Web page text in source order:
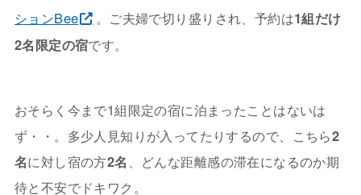
ションBee
。ご夫婦で切り盛りされ、予約は1組だけ
2名限定の宿です。
おそらく今まで1組限定の宿に泊まったことはないは
ず・・。多少人見知りが入ってたりするので、こちら2
名に対し宿の方2名 、どんな距離感の滞在になるのか期
待と不安でドキワク。